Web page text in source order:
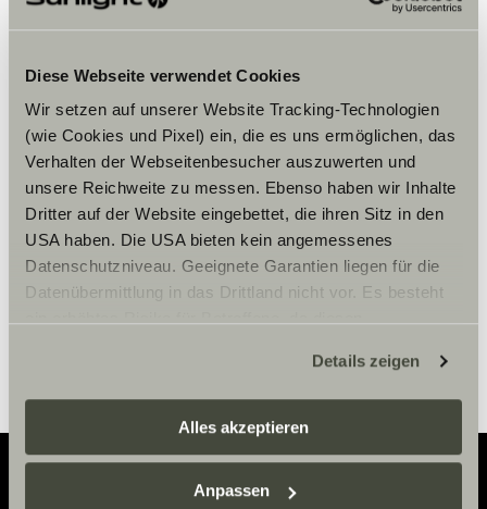
Diese Webseite verwendet Cookies
Wir setzen auf unserer Website Tracking-Technologien
(wie Cookies und Pixel) ein, die es uns ermöglichen, das
Verhalten der Webseitenbesucher auszuwerten und
unsere Reichweite zu messen. Ebenso haben wir Inhalte
Dritter auf der Website eingebettet, die ihren Sitz in den
USA haben. Die USA bieten kein angemessenes
Datenschutzniveau. Geeignete Garantien liegen für die
Datenübermittlung in das Drittland nicht vor. Es besteht
zustehen. Eingesetzte Dienstleister können Daten für
eigene Zwecke verarbeiten und mit anderen Daten
zusammenführen. Weitere Informationen finden Sie hier:
Datenschutzerklärung
einzelne Cookies/Dienste in den Einstellungen aus,
Details zeigen
Alles akzeptieren
Anpassen
Hay que aceptar los cookies de
marketing para ver el contenido.
Ajustes de cookies